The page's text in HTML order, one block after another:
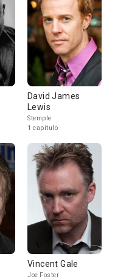
David James
Lewis
Stemple
1 capítulo
Vincent Gale
Joe Foster